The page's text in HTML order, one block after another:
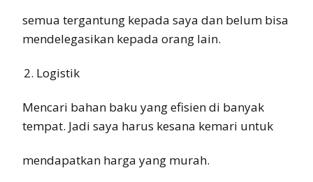
semua tergantung kepada saya dan belum bisa
mendelegasikan kepada orang lain.
Logistik
Mencari bahan baku yang efisien di banyak
tempat. Jadi saya harus kesana kemari untuk
mendapatkan harga yang murah.